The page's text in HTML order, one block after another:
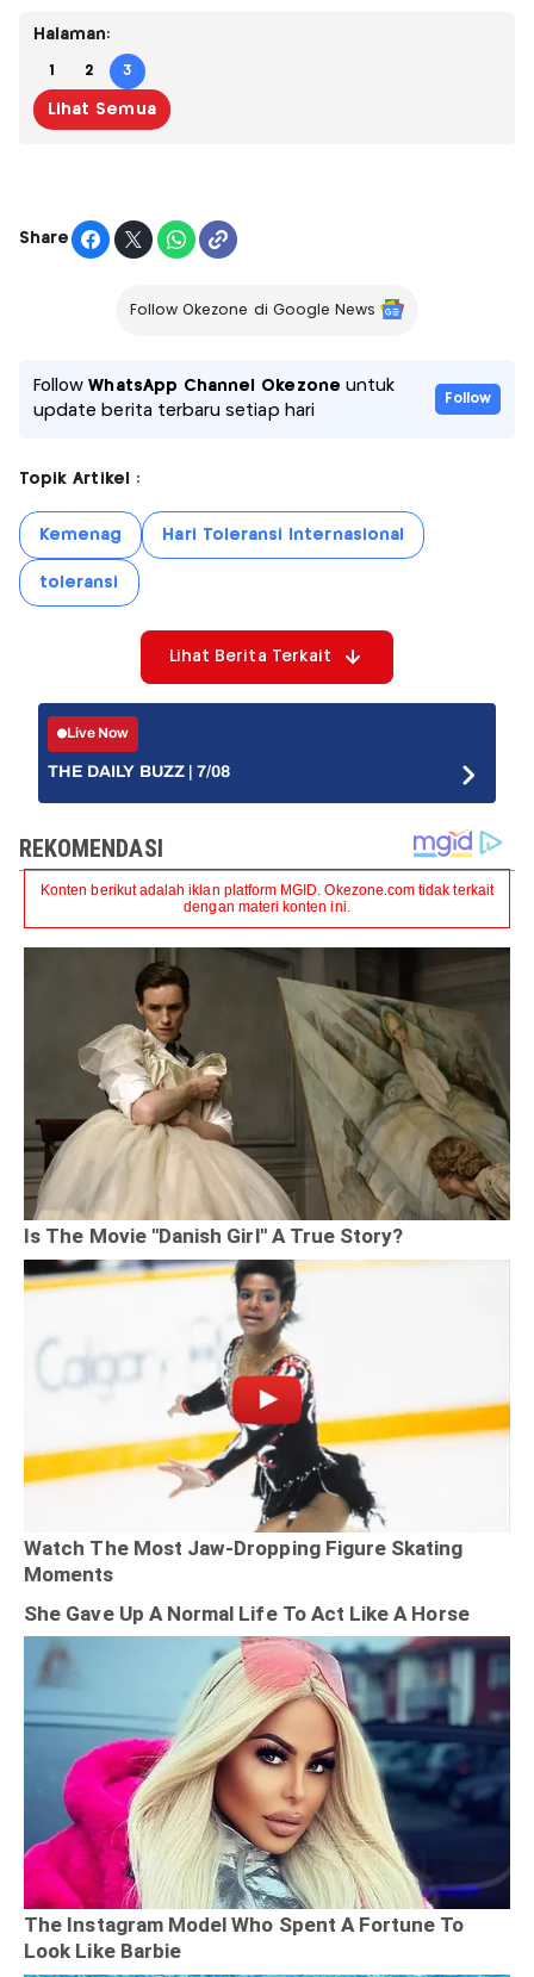
Halaman:
1 2 3
Lihat Semua
Share
Follow Okezone di Google News
FollowWhatsApp Channel Okezone untuk
update berita terbaru setiap hari
Follow
Topik Artikel :
Kemenag Hari Toleransi Internasional
toleransi
Lihat Berita Terkait
Live Now
THE DAILY BUZZ | 7/08